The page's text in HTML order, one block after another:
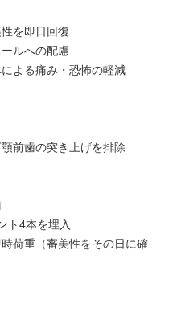
を即日回復
ルへの配慮
よる痛み・恐怖の軽減
前歯の突き上げを排除
ト4本を埋入
荷重（審美性をその日に確